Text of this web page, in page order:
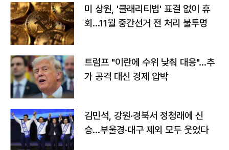
미 상원, '클래리티법' 표결 없이 휴
회…11월 중간선거 전 처리 불투명
트럼프 "이란에 수위 낮춰 대응"…추
가 공격 대신 경제 압박
김민석, 강원·경북서 정청래에 신
승…부울경·대구 제외 모두 웃었다